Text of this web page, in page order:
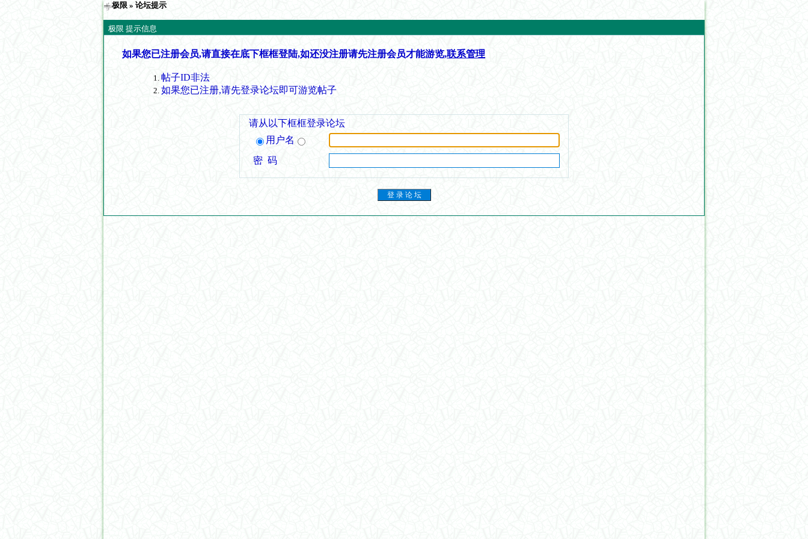
极限 » 论坛提示
极限 提示信息
如果您已注册会员,请直接在底下框框登陆,如还没注册请先注册会员才能游览,联系管理
帖子ID非法
如果您已注册,请先登录论坛即可游览帖子
请从以下框框登录论坛
用户名
密 码